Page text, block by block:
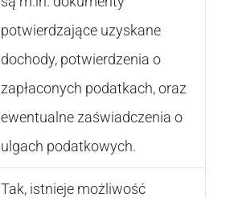
potwierdzające uzyskane
dochody, potwierdzenia o
zapłaconych podatkach, oraz
ewentualne zaświadczenia o
ulgach podatkowych.
Tak, istnieje możliwość